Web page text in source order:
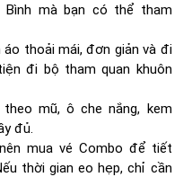
Bình mà bạn có thể tham
áo thoải mái, đơn giản và đi
đi bộ tham quan khuôn
theo mũ, ô che nắng, kem
đủ.
mua vé Combo để tiết
thời gian eo hẹp, chỉ cần